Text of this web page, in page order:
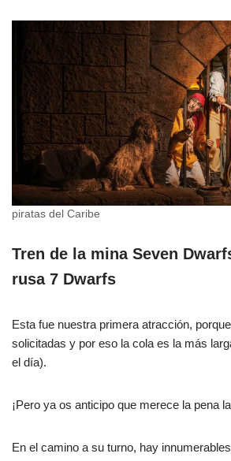
piratas del Caribe
Tren de la mina Seven
rusa 7 Dwarfs
Esta fue nuestra primera atracción,
solicitadas y por eso la cola es la más
el día).
¡Pero ya os anticipo que merece la pena
En el camino a su turno, hay